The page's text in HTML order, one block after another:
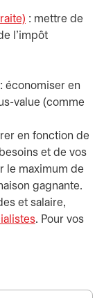
: mettre de
l’impôt
: économiser en
value (comme
en fonction de
et de vos
le maximum de
gagnante.
et salaire,
s’ouvre
. Pour vos